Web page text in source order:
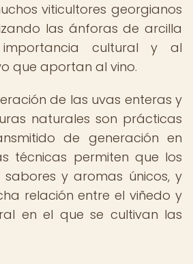
viticultores georgianos
las ánforas de arcilla
cultural y al
que aportan al vino.
de las uvas enteras y
naturales son prácticas
de generación en
técnicas permiten que los
y aromas únicos, y
relación entre el viñedo y
en el que se cultivan las